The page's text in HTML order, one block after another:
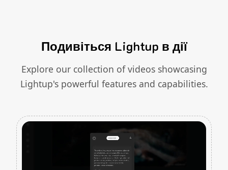
Подивіться Lightup в дії
Explore our collection of videos showcasing
Lightup's powerful features and capabilities.